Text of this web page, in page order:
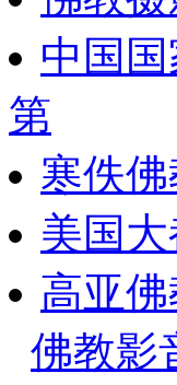
中国
第
寒佚
美国
高亚
佛教影